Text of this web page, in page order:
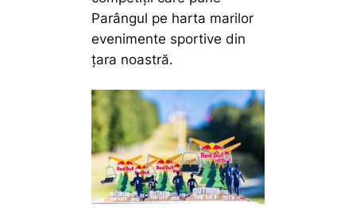
Parângul pe harta marilor
evenimente sportive din
țara noastră.